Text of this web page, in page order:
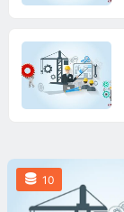
10